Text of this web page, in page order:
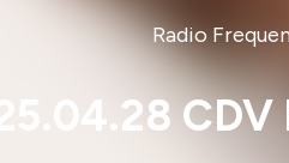
Radio